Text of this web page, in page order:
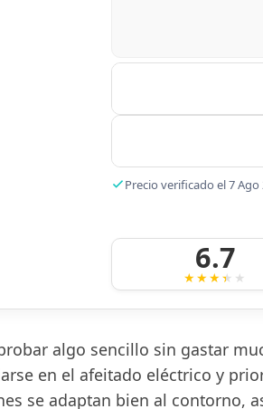
Precio verificado el 7 Ago
6.7
algo sencillo sin gastar
en el afeitado eléctrico y
se adaptan bien al contorno,